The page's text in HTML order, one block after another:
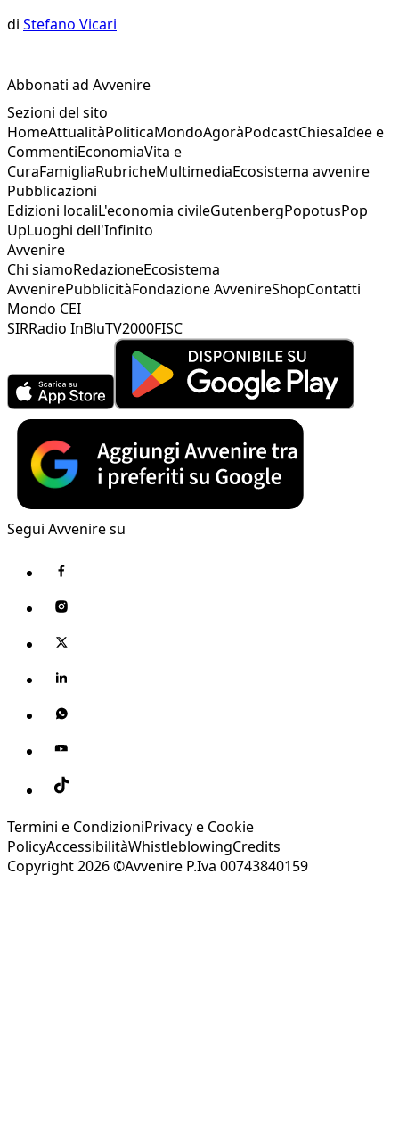
di Stefano Vicari
Abbonati ad Avvenire
Sezioni del sito
HomeAttualitàPoliticaMondoAgoràPodcastChiesaIdee e
CommentiEconomiaVita e
CuraFamigliaRubricheMultimediaEcosistema avvenire
Pubblicazioni
Edizioni localiL'economia civileGutenbergPopotusPop
UpLuoghi dell'Infinito
Avvenire
Chi siamoRedazioneEcosistema
AvvenirePubblicitàFondazione AvvenireShopContatti
Mondo CEI
SIRRadio InBluTV2000FISC
Segui Avvenire su
Termini e CondizioniPrivacy e Cookie
PolicyAccessibilitàWhistleblowingCredits
Copyright 2026 ©Avvenire P.Iva 00743840159